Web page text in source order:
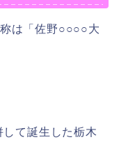
は「佐野○○○○大
て誕生した栃木